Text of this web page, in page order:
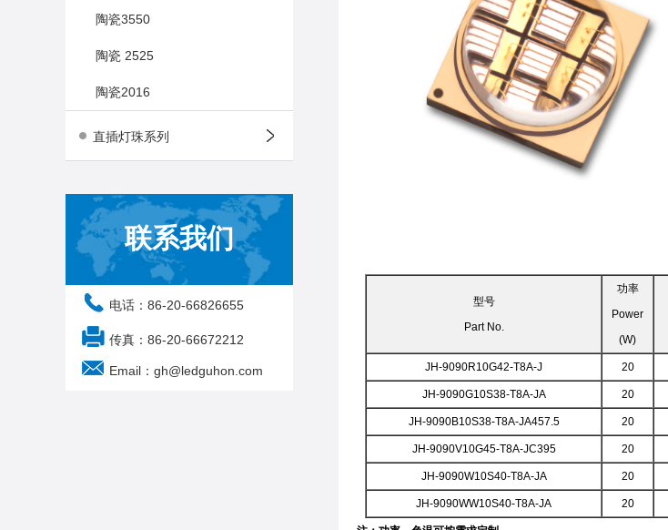
陶瓷3550
陶瓷 2525
陶瓷2016
直插灯珠系列
联系我们
电话：86-20-66826655
传真：86-20-66672212
Email：gh@ledguhon.com
型号
Part No.
功率
Power
(W)
JH-9090R10G42-T8A-J 20
JH-9090G10S38-T8A-JA 20
JH-9090B10S38-T8A-JA457.5 20
JH-9090V10G45-T8A-JC395 20
JH-9090W10S40-T8A-JA 20
JH-9090WW10S40-T8A-JA 20